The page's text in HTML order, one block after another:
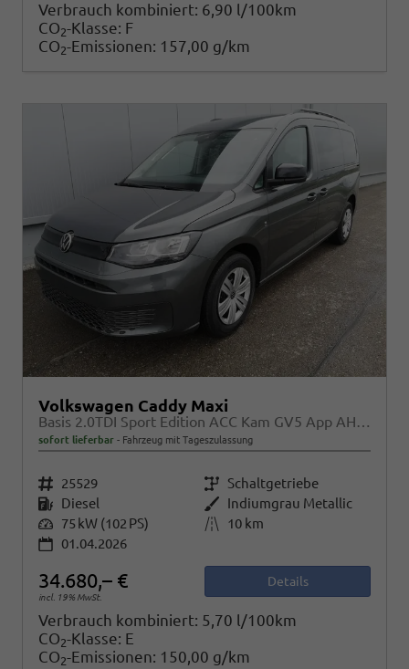
Verbrauch kombiniert: 6,90 l/100km
CO2-Klasse: F
CO2-Emissionen: 157,00 g/km
Volkswagen Caddy Maxi
Basis 2.0TDI Sport Edition ACC Kam GV5 App AHK Reling
sofort lieferbar Fahrzeug mit Tageszulassung
Fahrzeugnr. 25529 Getriebe Schaltgetriebe
Kraftstoff Diesel Außenfarbe Indiumgrau Metallic
Leistung 75 kW (102 PS) Kilometerstand
10 km
01.04.2026
34.680,– €
incl. 19% MwSt.
Details
Verbrauch kombiniert: 5,70 l/100km
CO2-Klasse: E
CO2-Emissionen: 150,00 g/km